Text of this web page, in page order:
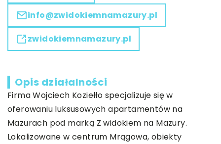
info@zwidokiemnamazury.pl
zwidokiemnamazury.pl
Opis działalności
Firma Wojciech Koziełło specjalizuje się w
oferowaniu luksusowych apartamentów na
Mazurach pod marką Z widokiem na Mazury.
Lokalizowane w centrum Mrągowa, obiekty